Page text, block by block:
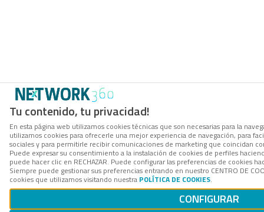
Tu contenido, tu privacidad!
En esta página web utilizamos cookies técnicas que son necesarias para la
utilizamos cookies para ofrecerle una mejor experiencia de navegación, para
sociales y para permitirle recibir comunicaciones de marketing que coincidan
Puede expresar su consentimiento a la instalación de cookies de perfiles
puede hacer clic en RECHAZAR. Puede configurar las preferencias de cookies
Siempre puede gestionar sus preferencias entrando en nuestro CENTRO DE
cookies que utilizamos visitando nuestra POLÍTICA DE COOKIES.
CONFIGURAR